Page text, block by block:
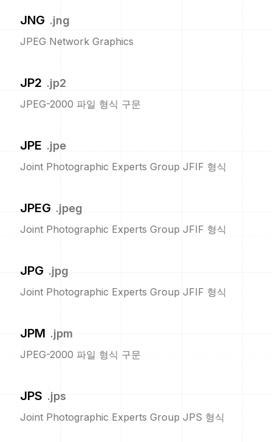
JNG .jng
JPEG Network Graphics
JP2 .jp2
JPEG-2000 파일 형식 구문
JPE .jpe
Joint Photographic Experts Group JFIF 형식
JPEG .jpeg
Joint Photographic Experts Group JFIF 형식
JPG .jpg
Joint Photographic Experts Group JFIF 형식
JPM .jpm
JPEG-2000 파일 형식 구문
JPS .jps
Joint Photographic Experts Group JPS 형식